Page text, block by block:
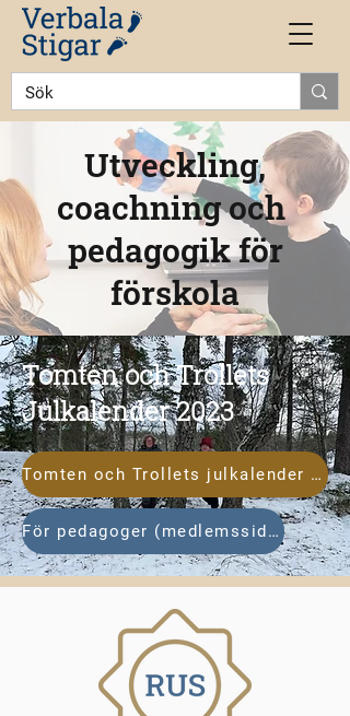
Utveckling,
coachning och
pedagogik för
förskola
Tomten och Trollets
Julkalender 2023
Tomten och Trollets julkalender 2023
För pedagoger (medlemssidorna)